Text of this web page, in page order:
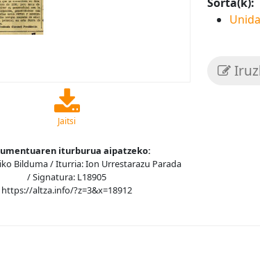
Jaitsi
iturburua aipatzeko:
Bilduma / Iturria: Ion Urrestarazu Parada
/ Signatura: L18905
https://altza.info/?z=3&x=18912